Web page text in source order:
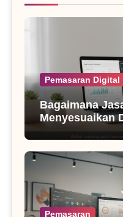
Pemasaran Digital
Bagaimana
Menyesuaikan
SEO Masa Kini
Pemasaran